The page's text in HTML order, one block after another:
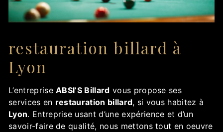
restauration billard à
Lyon
L’entrepriseABSI’S Billard vous propose ses
services en restauration billard, si vous habitez à
Lyon. Entreprise usant d’une expérience et d’un
savoir-faire de qualité, nous mettons tout en oeuvre